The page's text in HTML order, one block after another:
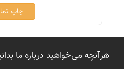
چاپ
هرآنچه می‌خواهید درباره ما